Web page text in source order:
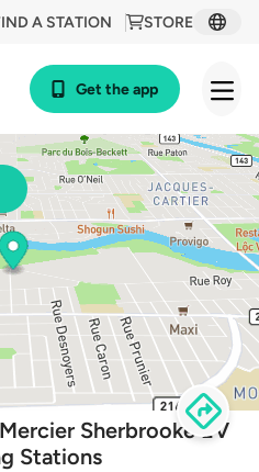
STORE
A STATION
Get the app
Sherbrooke EV
Stations